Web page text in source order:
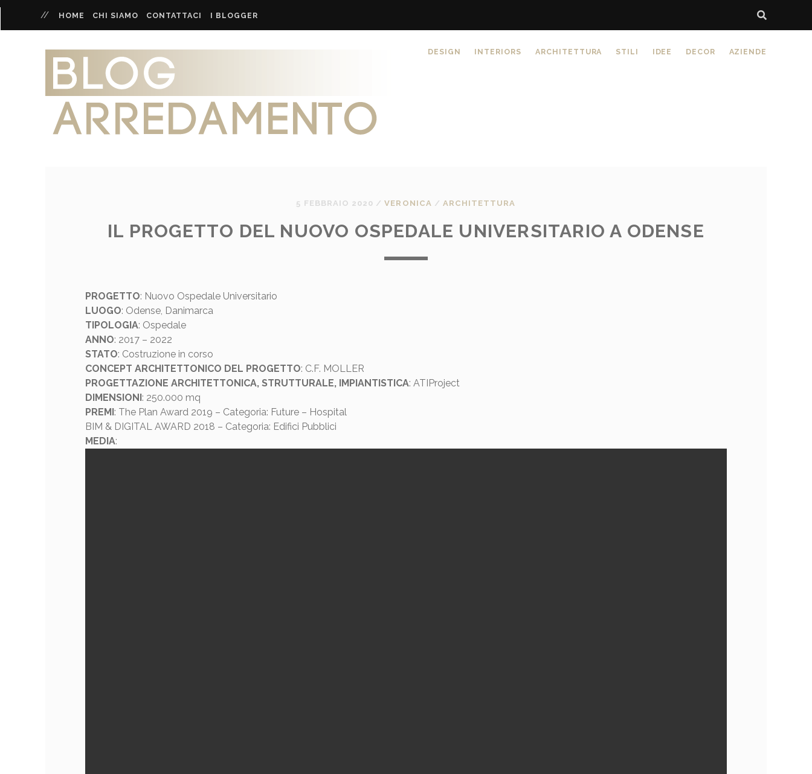
HOME CHI SIAMO CONTATTACI I BLOGGER
DESIGN INTERIORS ARCHITETTURA STILI IDEE DECOR AZIENDE
5 FEBBRAIO 2020 /VERONICA / ARCHITETTURA
IL PROGETTO DEL NUOVO OSPEDALE UNIVERSITARIO A ODENSE
PROGETTO: Nuovo Ospedale Universitario
LUOGO: Odense, Danimarca
TIPOLOGIA: Ospedale
ANNO: 2017 – 2022
STATO: Costruzione in corso
CONCEPT ARCHITETTONICO DEL PROGETTO: C.F. MOLLER
PROGETTAZIONE ARCHITETTONICA, STRUTTURALE, IMPIANTISTICA: ATIProject
DIMENSIONI: 250.000 mq
PREMI: The Plan Award 2019 – Categoria: Future – Hospital
BIM & DIGITAL AWARD 2018 – Categoria: Edifici Pubblici
MEDIA: